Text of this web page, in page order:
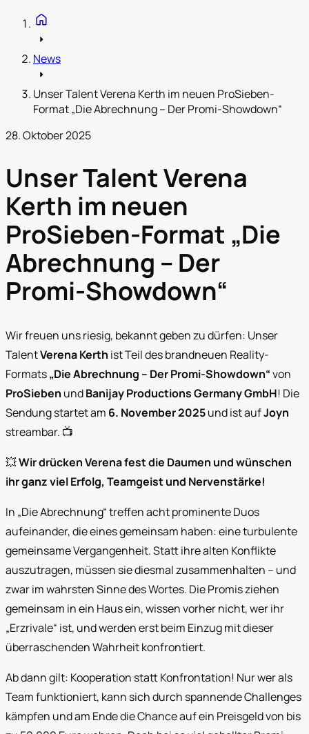
home
arrow_right
News
arrow_right
Unser Talent Verena Kerth im neuen ProSieben-
Format „Die Abrechnung – Der Promi-Showdown“
28. Oktober 2025
Unser Talent Verena
Kerth im neuen
ProSieben-Format „Die
Abrechnung – Der
Promi-Showdown“
Wir freuen uns riesig, bekannt geben zu dürfen: Unser
TalentVerena Kerth ist Teil des brandneuen Reality-
Formats„Die Abrechnung – Der Promi-Showdown“von
ProSieben undBanijay Productions Germany GmbH! Die
Sendung startet am 6. November 2025und ist aufJoyn
streambar. 📺
💥Wir drücken Verena fest die Daumen und wünschen
ihr ganz viel Erfolg, Teamgeist und Nervenstärke!
In „Die Abrechnung“ treffen acht prominente Duos
aufeinander, die eines gemeinsam haben: eine turbulente
gemeinsame Vergangenheit. Statt ihre alten Konflikte
auszutragen, müssen sie diesmal zusammenhalten – und
zwar im wahrsten Sinne des Wortes. Die Promis ziehen
gemeinsam in ein Haus ein, wissen vorher nicht, wer ihr
„Erzrivale“ ist, und werden erst beim Einzug mit dieser
überraschenden Wahrheit konfrontiert.
Ab dann gilt: Kooperation statt Konfrontation! Nur wer als
Team funktioniert, kann sich durch spannende Challenges
kämpfen und am Ende die Chance auf ein Preisgeld von bis